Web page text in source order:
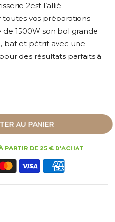
2est l’allié
toutes vos préparations
de 1500W son bol grande
bat et pétrit avec une
des résultats parfaits à
AU PANIER
PARTIR DE 25 € D'ACHAT